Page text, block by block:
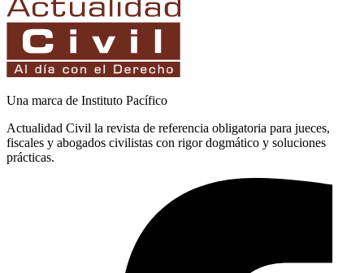
Una marca de Instituto Pacífico
Actualidad Civil la revista de referencia obligatoria para jueces,
fiscales y abogados civilistas con rigor dogmático y soluciones
prácticas.